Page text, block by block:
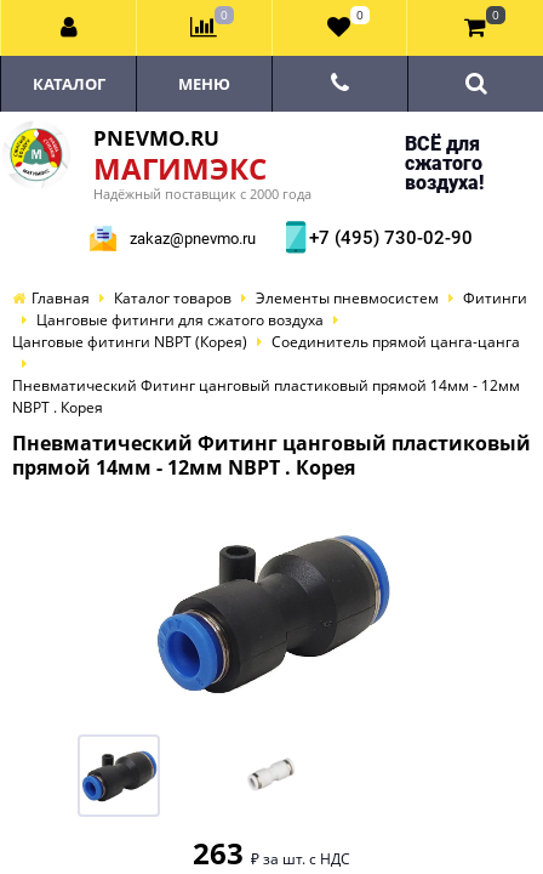
PNEVMO.RU
МАГИМЭКС
Надёжный поставщик с 2000 года
ВСЁ для
сжатого
воздуха!
zakaz@pnevmo.ru +7 (495) 730-02-90
КАТАЛОГ МЕНЮ
Главная Каталог товаров Элементы пневмосистем
Фитинги
Цанговые фитинги для сжатого воздуха
Цанговые фитинги NBPT (Корея)
Соединитель прямой цанга-цанга
Пневматический Фитинг цанговый пластиковый прямой 14мм - 12мм
NBPT . Корея
Пневматический Фитинг цанговый пластиковый
прямой 14мм - 12мм NBPT . Корея
263 ₽ за шт. с НДС
0 0 0